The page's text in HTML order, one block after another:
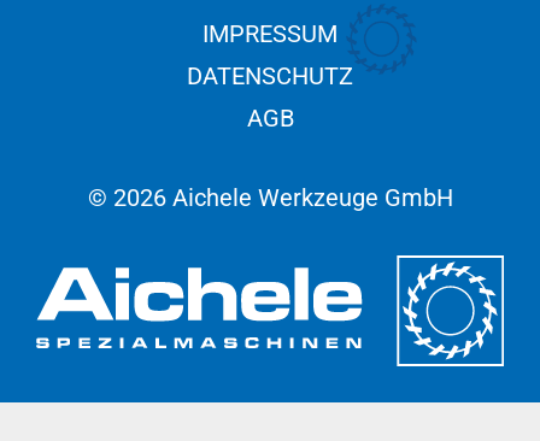
IMPRESSUM
DATENSCHUTZ
AGB
© 2026 Aichele Werkzeuge GmbH